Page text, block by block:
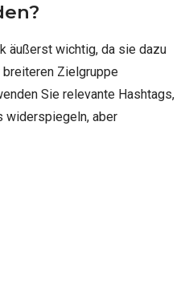
äußerst wichtig, da sie dazu
breiteren Zielgruppe
Sie relevante Hashtags,
widerspiegeln, aber